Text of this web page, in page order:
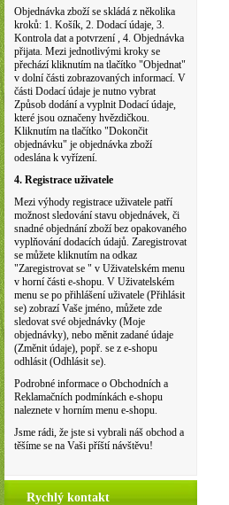
Objednávka zboží se skládá z několika
kroků: 1. Košík, 2. Dodací údaje, 3.
Kontrola dat a potvrzení , 4. Objednávka
přijata. Mezi jednotlivými kroky se
přechází kliknutím na tlačítko "Objednat"
v dolní části zobrazovaných informací. V
části Dodací údaje je nutno vybrat
Způsob dodání a vyplnit Dodací údaje,
které jsou označeny hvězdičkou.
Kliknutím na tlačítko "Dokončit
objednávku" je objednávka zboží
odeslána k vyřízení.
4. Registrace uživatele
Mezi výhody registrace uživatele patří
možnost sledování stavu objednávek, či
snadné objednání zboží bez opakovaného
vyplňování dodacích údajů. Zaregistrovat
se můžete kliknutím na odkaz
"Zaregistrovat se " v Uživatelském menu
v horní části e-shopu. V Uživatelském
menu se po přihlášení uživatele (Přihlásit
se) zobrazí Vaše jméno, můžete zde
sledovat své objednávky (Moje
objednávky), nebo měnit zadané údaje
(Změnit údaje), popř. se z e-shopu
odhlásit (Odhlásit se).
Podrobné informace o Obchodních a
Reklamačních podmínkách e-shopu
naleznete v horním menu e-shopu.
Jsme rádi, že jste si vybrali náš obchod a
těšíme se na Vaši příští návštěvu!
Rychlý kontakt